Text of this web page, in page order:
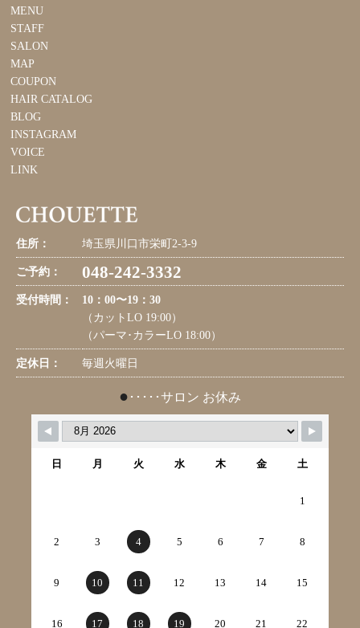
MENU
STAFF
SALON
MAP
COUPON
HAIR CATALOG
BLOG
INSTAGRAM
VOICE
LINK
住所： 埼玉県川口市栄町2-3-9
ご予約： 048-242-3332
受付時間：
10：00〜19：30
（カットLO 19:00）
（パーマ･カラーLO 18:00）
定休日： 毎週火曜日
● ･････サロン お休み
日 月 火 水 木 金 土
1
2 3 4 5 6 7 8
9 10 11 12 13 14 15
16 17 18 19 20 21 22